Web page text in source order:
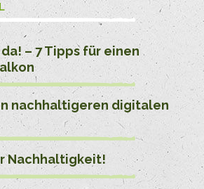
– 7 Tipps für einen
nachhaltigeren digitalen
Nachhaltigkeit!